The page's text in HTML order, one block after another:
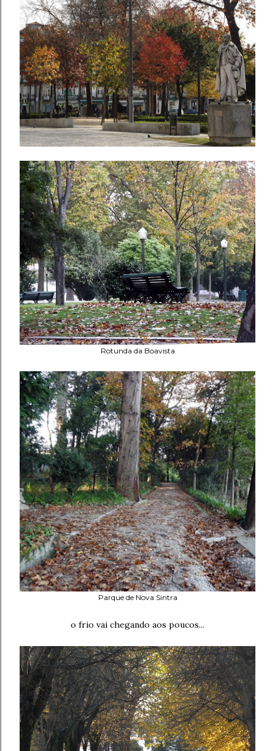
Rotunda da Boavista
Parque de Nova Sintra
o frio vai chegando aos poucos...